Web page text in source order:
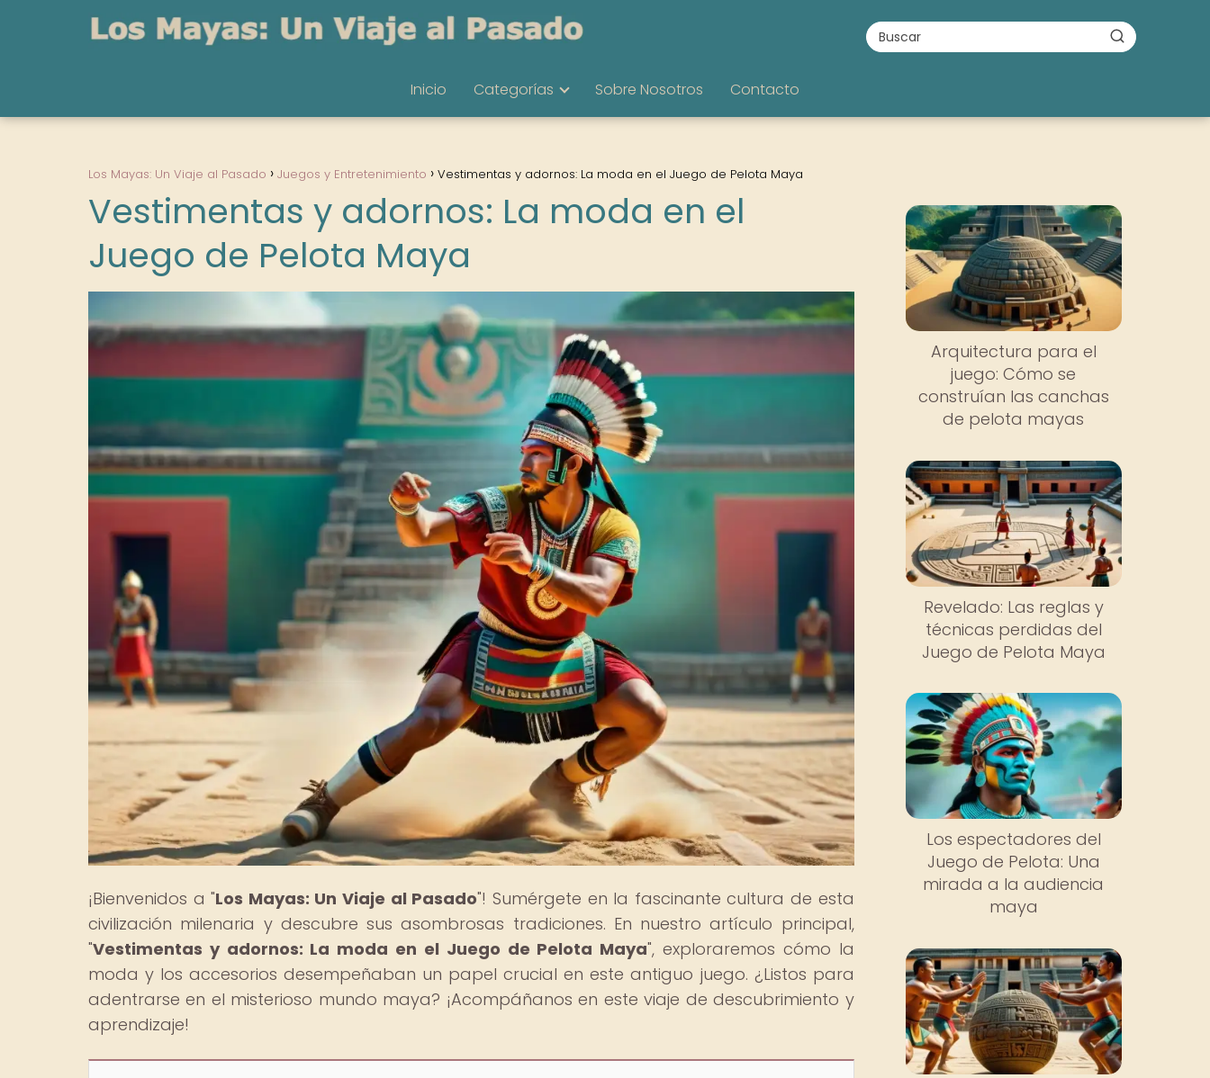
Inicio Categorías Sobre Nosotros Contacto
Los Mayas: Un Viaje al Pasado Juegos y Entretenimiento Vestimentas y adornos: La moda en el Juego de Pelota Maya
Vestimentas y adornos: La moda en el
Juego de Pelota Maya
¡Bienvenidos a "Los Mayas: Un Viaje al Pasado"! Sumérgete en la fascinante cultura de esta
civilización milenaria y descubre sus asombrosas tradiciones. En nuestro artículo principal,
"Vestimentas y adornos: La moda en el Juego de Pelota Maya", exploraremos cómo la
moda y los accesorios desempeñaban un papel crucial en este antiguo juego. ¿Listos para
adentrarse en el misterioso mundo maya? ¡Acompáñanos en este viaje de descubrimiento y
aprendizaje! ️
Arquitectura para el
juego: Cómo se
construían las canchas
de pelota mayas
Revelado: Las reglas y
técnicas perdidas del
Juego de Pelota Maya
Los espectadores del
Juego de Pelota: Una
mirada a la audiencia
maya